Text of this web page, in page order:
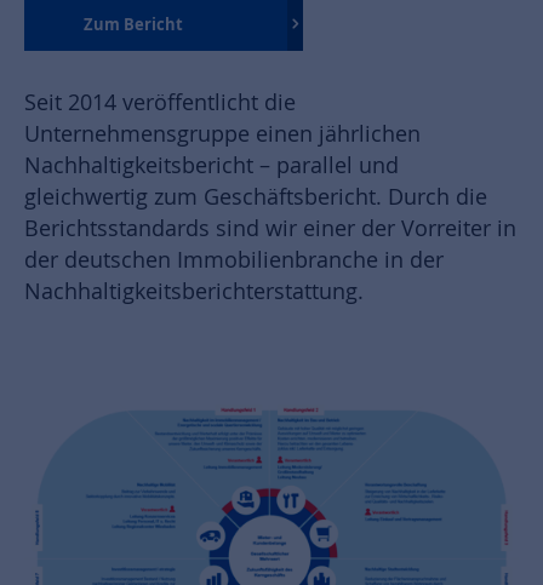
Zum Bericht
Seit 2014 veröffentlicht die
Unternehmensgruppe einen jährlichen
Nachhaltigkeitsbericht – parallel und
gleichwertig zum Geschäftsbericht. Durch die
Berichtsstandards sind wir einer der Vorreiter in
der deutschen Immobilienbranche in der
Nachhaltigkeitsberichterstattung.